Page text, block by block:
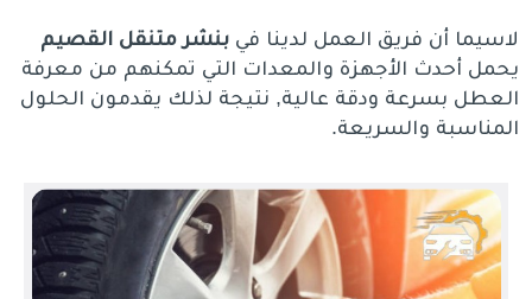
لاسيما أن فريق العمل لدينا فيبنشر متنقل القصيم
يحمل أحدث الأجهزة والمعدات التي تمكنهم من معرفة
العطل بسرعة ودقة عالية, نتيجة لذلك يقدمون الحلول
المناسبة والسريعة.